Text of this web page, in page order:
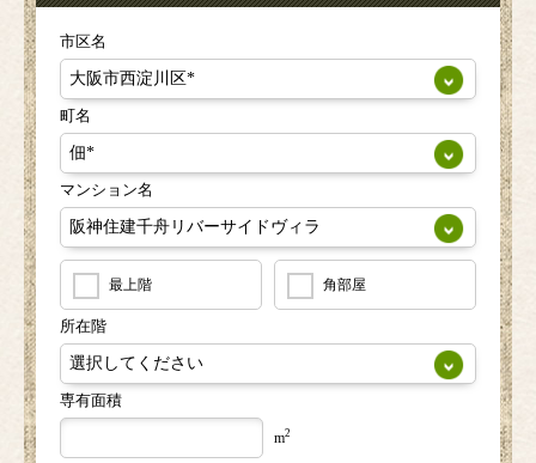
市区名
町名
マンション名
最上階 角部屋
所在階
専有面積
m2